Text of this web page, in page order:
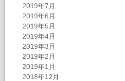
2019年7月
2019年6月
2019年5月
2019年4月
2019年3月
2019年2月
2019年1月
2018年12月